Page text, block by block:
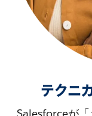
テクニ